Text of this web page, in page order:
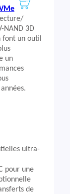
NAND 3D
font un outil
un
ultra-
pour une
de